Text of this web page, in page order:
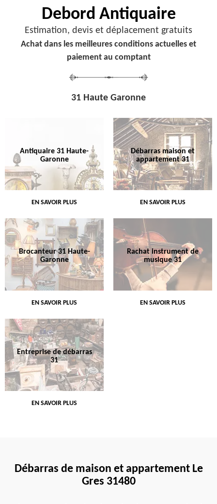
Debord Antiquaire
Estimation, devis et déplacement gratuits
Achat dans les meilleures conditions actuelles et
paiement au comptant
31 Haute Garonne
Antiquaire 31 Haute-
Garonne
EN SAVOIR PLUS
Débarras maison et
appartement 31
EN SAVOIR PLUS
Brocanteur 31 Haute-
Garonne
EN SAVOIR PLUS
Rachat instrument de
musique 31
EN SAVOIR PLUS
Entreprise de débarras
31
EN SAVOIR PLUS
Débarras de maison et appartement Le
Gres 31480